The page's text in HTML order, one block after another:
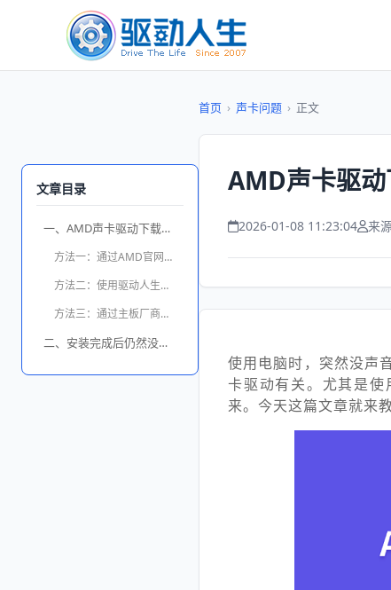
文章目录
一、AMD声卡驱动下载的主要方法
方法一：通过AMD官网下载安装
方法二：使用驱动人生一键识别并安装
方法三：通过主板厂商官网下载声卡驱动
二、安装完成后仍然没声音怎么办？
首页 › 声卡问题 › 正文
AMD声卡驱
2026-01-08 11:23:04 来
使用电脑时，突然没声
卡驱动有关。尤其是使
来。今天这篇文章就来